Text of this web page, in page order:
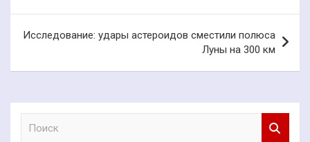
записям
Исследование: удары астероидов сместили полюса
Луны на 300 км